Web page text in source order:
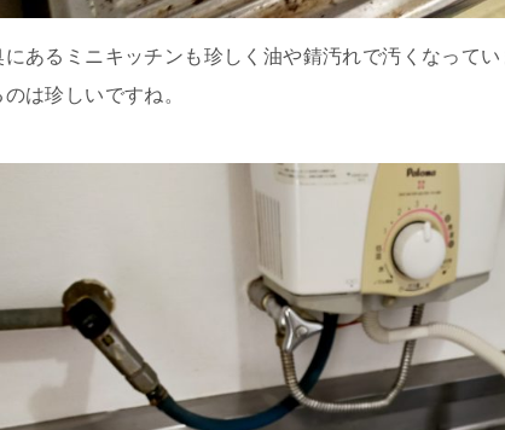
にあるミニキッチンも珍しく油や錆汚れで汚くなって
は珍しいですね。